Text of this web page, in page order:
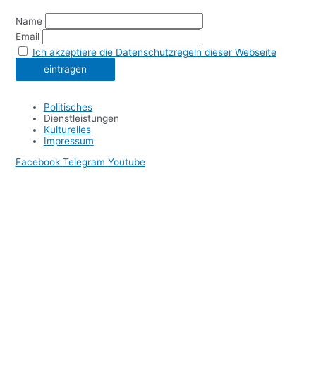
Name
Email
Ich akzeptiere die Datenschutzregeln dieser Webseite
Politisches
Dienstleistungen
Kulturelles
Impressum
Facebook Telegram Youtube